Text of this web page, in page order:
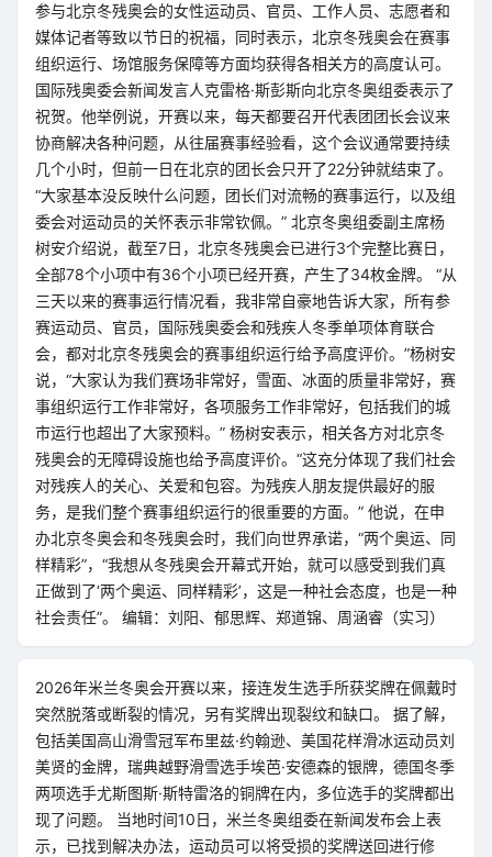
参与北京冬残奥会的女性运动员、官员、工作人员、志愿者和
媒体记者等致以节日的祝福，同时表示，北京冬残奥会在赛事
组织运行、场馆服务保障等方面均获得各相关方的高度认可。
国际残奥委会新闻发言人克雷格·斯彭斯向北京冬奥组委表示了
祝贺。他举例说，开赛以来，每天都要召开代表团团长会议来
协商解决各种问题，从往届赛事经验看，这个会议通常要持续
几个小时，但前一日在北京的团长会只开了22分钟就结束了。
“大家基本没反映什么问题，团长们对流畅的赛事运行，以及组
委会对运动员的关怀表示非常钦佩。” 北京冬奥组委副主席杨
树安介绍说，截至7日，北京冬残奥会已进行3个完整比赛日，
全部78个小项中有36个小项已经开赛，产生了34枚金牌。 “从
三天以来的赛事运行情况看，我非常自豪地告诉大家，所有参
赛运动员、官员，国际残奥委会和残疾人冬季单项体育联合
会，都对北京冬残奥会的赛事组织运行给予高度评价。”杨树安
说，“大家认为我们赛场非常好，雪面、冰面的质量非常好，赛
事组织运行工作非常好，各项服务工作非常好，包括我们的城
市运行也超出了大家预料。” 杨树安表示，相关各方对北京冬
残奥会的无障碍设施也给予高度评价。“这充分体现了我们社会
对残疾人的关心、关爱和包容。为残疾人朋友提供最好的服
务，是我们整个赛事组织运行的很重要的方面。” 他说，在申
办北京冬奥会和冬残奥会时，我们向世界承诺，“两个奥运、同
样精彩”，“我想从冬残奥会开幕式开始，就可以感受到我们真
正做到了‘两个奥运、同样精彩’，这是一种社会态度，也是一种
社会责任”。 编辑：刘阳、郁思辉、郑道锦、周涵睿（实习）
2026年米兰冬奥会开赛以来，接连发生选手所获奖牌在佩戴时
突然脱落或断裂的情况，另有奖牌出现裂纹和缺口。 据了解，
包括美国高山滑雪冠军布里兹·约翰逊、美国花样滑冰运动员刘
美贤的金牌，瑞典越野滑雪选手埃芭·安德森的银牌，德国冬季
两项选手尤斯图斯·斯特雷洛的铜牌在内，多位选手的奖牌都出
现了问题。 当地时间10日，米兰冬奥组委在新闻发布会上表
示，已找到解决办法，运动员可以将受损的奖牌送回进行修